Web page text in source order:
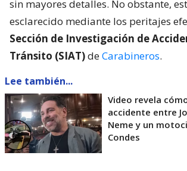
sin mayores detalles. No obstante,
esclarecido mediante los peritajes
Sección de Investigación de
Tránsito (SIAT)deCarabineros.
Lee también...
Video revela
accidente entre
Neme y un
Condes